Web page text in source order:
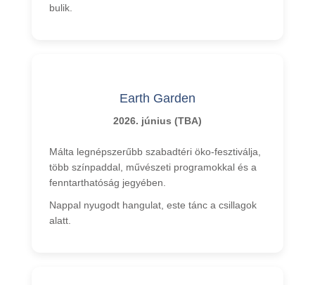
bulik.
Earth Garden
2026. június (TBA)
Málta legnépszerűbb szabadtéri öko-fesztiválja,
több színpaddal, művészeti programokkal és a
fenntarthatóság jegyében.
Nappal nyugodt hangulat, este tánc a csillagok
alatt.